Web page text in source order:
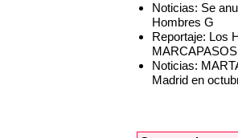
Noticias: Se
Hombres G
Reportaje: Los
MARCAPASOS
Noticias:
Madrid en